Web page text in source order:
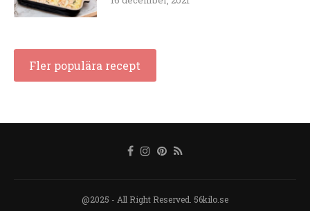
Fler populära recept
@2025 - All Right Reserved. 56kilo.se